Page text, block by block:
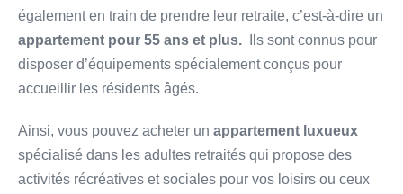
également en train de prendre leur retraite, c’est-à-dire un
appartement pour 55 ans et plus.
Ils sont connus pour
disposer d’équipements spécialement conçus pour
accueillir les résidents âgés.
Ainsi, vous pouvez acheter un appartement luxueux
spécialisé dans les adultes retraités qui propose des
activités récréatives et sociales pour vos loisirs ou ceux